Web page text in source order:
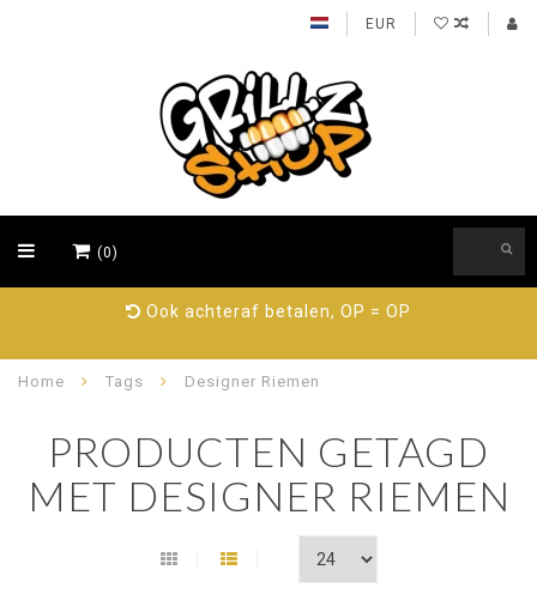
EUR
(0)
Ook achteraf betalen, OP = OP
Home Tags Designer Riemen
PRODUCTEN GETAGD
MET DESIGNER RIEMEN